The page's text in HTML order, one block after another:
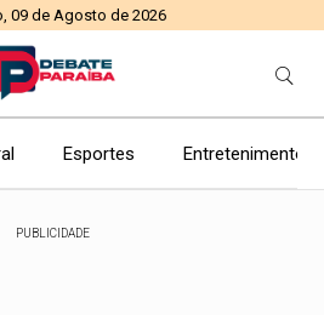
09 de Agosto de 2026
Esportes Entretenimento
PUBLICIDADE